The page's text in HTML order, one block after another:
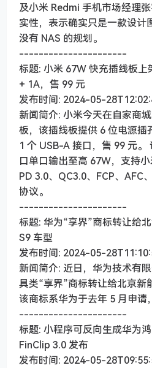
及小米 Redmi 手机市场经理
实性，表示确实只是一款设计
没有 NAS 的规划。
----------------------
标题: 小米 67W 快充插线板
+ 1A，售 99 元
发布时间: 2024-05-
新闻简介: 小米今天在自家商
板，该插线板提供 6 位电源插
1 个 USB-A 接口，售 99 元
口单口输出至高 67W，支持
PD 3.0、QC3.0、FCP、AFC
协议。
----------------------
标题: 华为“享界”商标转让给
S9 车型
发布时间: 2024-05-
新闻简介: 近日，华为技术有
具类“享界”商标转让给北京新
该商标系华为于去年 5 月申请
----------------------
标题: 小程序可反向生成华为
FinClip 3.0 发布
发布时间: 2024-05-